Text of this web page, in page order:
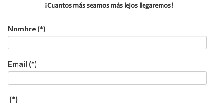
Nombre *
¡Cuantos más seamos más lejos llegaremos!
Nombre (*)
Email (*)
(*)